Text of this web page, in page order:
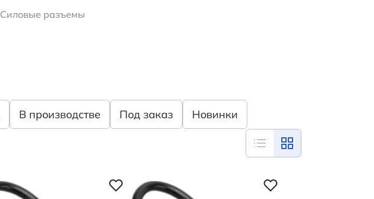
Силовые разъемы
В производстве Под заказ Новинки